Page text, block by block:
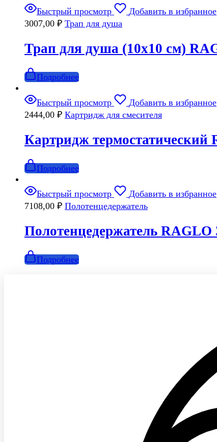
Быстрый просмотр
Добавить в избранное
3007,00 ₽ Трап для душа
Трап для душа (10х10 см)
Подробнее
Быстрый просмотр
Добавить в избранное
2444,00 ₽ Картридж для смесителя
Картридж термостатический
Подробнее
Быстрый просмотр
Добавить в избранное
7108,00 ₽ Полотенцедержатель
Полотенцедержатель
Подробнее